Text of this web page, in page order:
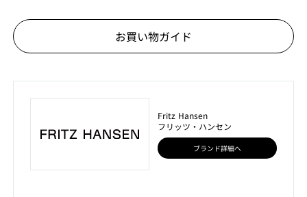
お買い物ガイド
Fritz Hansen
フリッツ・ハンセン
ブランド詳細へ